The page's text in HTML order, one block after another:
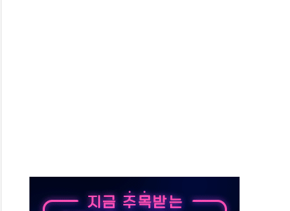
상승… STOXX 600 지수는 나흘 연속 최고치